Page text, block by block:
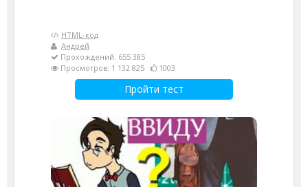
HTML-код
Андрей
Прохождений: 655 385
Просмотров: 1 132 825
1003
Пройти тест